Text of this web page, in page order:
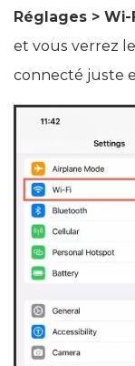
Réglages >
et vous verrez
connecté juste